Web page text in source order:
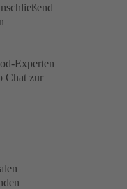
Experten
Chat zur